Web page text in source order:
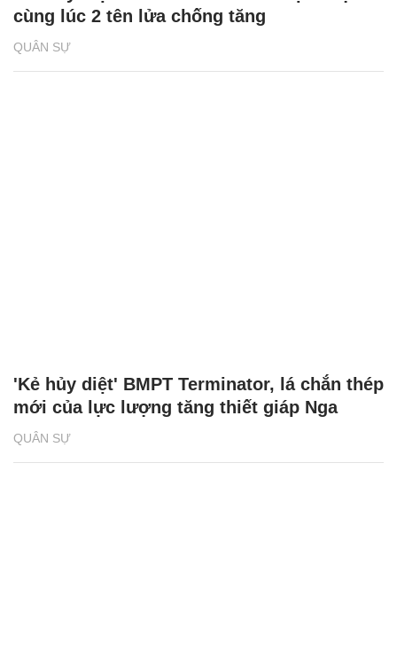
QUÂN SỰ
cùng lúc 2 tên lửa chống tăng
QUÂN SỰ
'Kẻ hủy diệt' BMPT Terminator, lá chắn thép
mới của lực lượng tăng thiết giáp Nga